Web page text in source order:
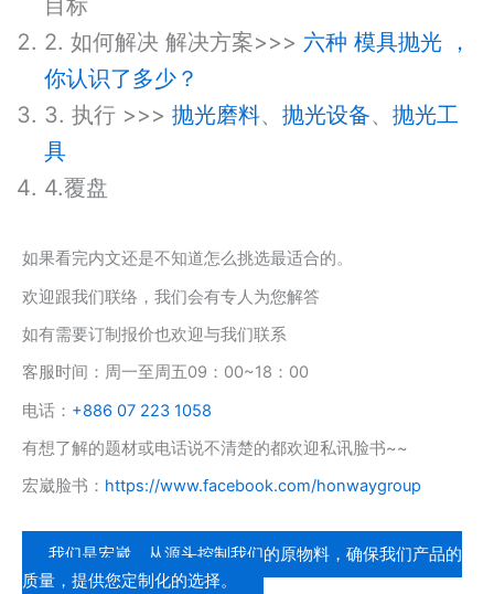
目标
2. 如何解决 解决方案>>> 六种 模具抛光 ，
你认识了多少？
3. 执行 >>> 抛光磨料、 抛光设备、 抛光工
具
4.覆盘
如果看完内文还是不知道怎么挑选最适合的。
欢迎跟我们联络，我们会有专人为您解答
如有需要订制报价也欢迎与我们联系
客服时间：周一至周五09：00~18：00
电话： +886 07 223 1058
有想了解的题材或电话说不清楚的都欢迎私讯脸书~~
宏崴脸书： https://www.facebook.com/honwaygroup
我们是宏崴，从源头控制我们的原物料，确保我们产品的
质量，提供您定制化的选择。